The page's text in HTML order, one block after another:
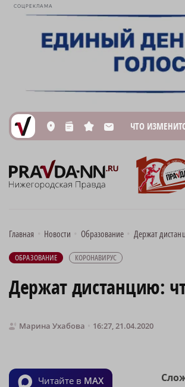
СОЦРЕКЛАМА
L n s M ЧТО
Главная Новости Образование Держат
ОБРАЗОВАНИЕ КОРОНАВИРУС
Держат дистанцию:
Марина Ухабова 16:27, 21.04.2020
Читайте в MAX